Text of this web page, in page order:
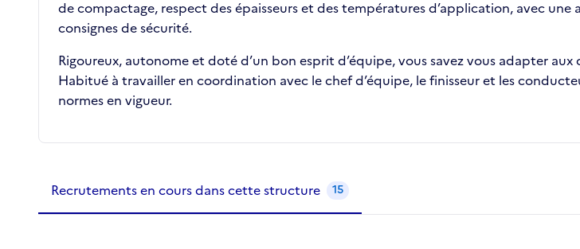
de compactage, respect des épaisseurs et des températures d’application, avec
consignes de sécurité.
Rigoureux, autonome et doté d’un bon esprit d’équipe, vous savez vous adapter
Habitué à travailler en coordination avec le chef d’équipe, le finisseur et les
normes en vigueur.
Recrutements de la structure
Recrutements en cours dans cette structure 15